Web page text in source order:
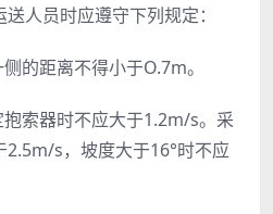
人员时应遵守下列规定：
的距离不得小于O.7m。
索器时不应大于1.2m/s。采
s，坡度大于16°时不应